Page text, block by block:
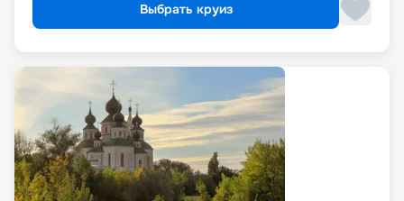
Выбрать круиз